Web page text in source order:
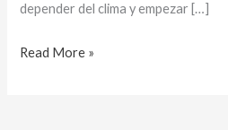
depender del clima y empezar […]
Read More »